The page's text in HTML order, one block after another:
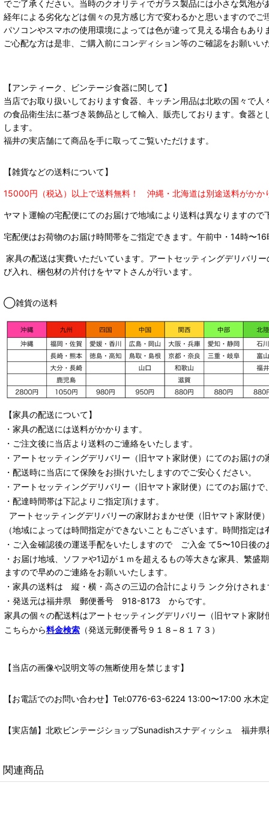
でご了承ください。当時のクオリティでガラス製品には小さな気泡が
経年による劣化などは個々の見方感じ方で変わるかと思いますのでご
パソコンやスマホの使用環境によっては色が違って見える場合もあ
ご心配な方は是非、ご購入前にコンディション等のご確認をお願い
【アンティーク、ビンテージ食器に関して】
当店でお取り扱いしております食器、キッチン用品は北欧の国々で
の食品衛生法に基づき装飾品として輸入、販売しております。食器
します。
福井の実店舗にて商品を手に取ってご覧いただけます。
【雑貨などの送料について】
15000円（税込）以上で送料無料！ 沖縄・北海道は別途送料がかか
ヤマト運輸の宅配便にてのお届けで地域により送料は異なりますので
宅配便はお荷物のお届け時間帯をご指定できます。 午前中・14時〜
家具の配送は実費いただいています。アートセッティングデリバリ
び入れ、梱包材の片付けをヤマトさんが行います。
◯雑貨の送料
【家具の配送について】
・家具の配送には送料がかかります。
・ご注文後に当店より送料のご連絡をいたします。
・ アートセッティングデリバリー （旧ヤマト家財便） にてのお届けの
・配送時に当店にて保険をお掛けいたしますのでご安心ください。
・ アートセッティングデリバリー （旧ヤマト家財便） にてのお届けで
・配達時間帯は下記よりご指定頂けます。
アートセッティングデリバリーの家財おまかせ便 （旧ヤマト家財便
（地域によっては時間指定ができないこともございます。時間指定
・ご入金確認後の運送手配をいたしますので ご入金 て5〜10日後の
・お届け地域、ソファや1辺が１ｍを超えるもの等大きな家具、繁
ますので早めのご連絡をお願いいたします。
・家具の送料は 縦・横・高さの三辺の合計によりラ ンク分けされま
・発送元は福井県 郵便番号 918-8173 からです。
家具の個々の配送料はアートセッティングデリバリー （旧ヤマト家財
こちらから料金検索 （発送元郵便番号９１８−８１７３）
【当店の画像や説明文等の無断使用を禁じます】
【お電話でのお問い合わせ】Tel:0776-63-6224 13:00〜17:00 水木
【実店舗】北欧ビンテージショップSunadishスナディッシュ 福井
関連商品